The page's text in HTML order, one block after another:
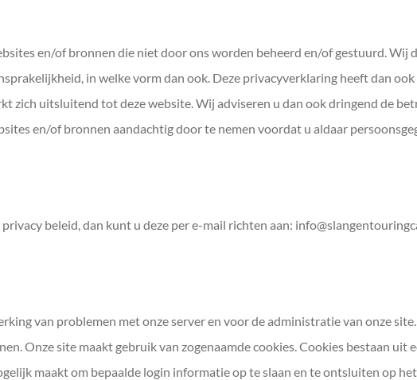
en/of bronnen die niet door ons worden beheerd en/of gestuurd. Wij
in welke vorm dan ook. Deze privacyverklaring heeft dan
zich uitsluitend tot deze website. Wij adviseren u dan ook dringend de
en/of bronnen aandachtig door te nemen voordat u aldaar
beleid, dan kunt u deze per e-mail richten aan:
van problemen met onze server en voor de administratie van onze
Onze site maakt gebruik van zogenaamde cookies. Cookies bestaan uit
maakt om bepaalde login informatie op te slaan en te ontsluiten op